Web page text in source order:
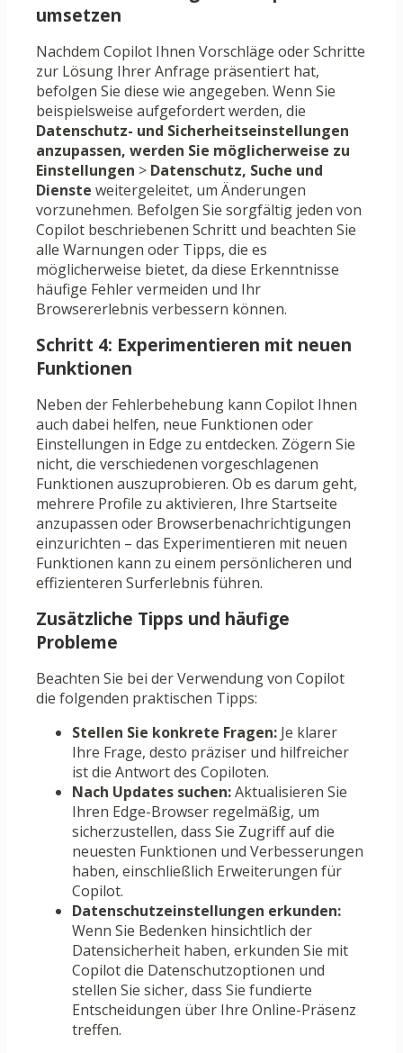
umsetzen
Nachdem Copilot Ihnen Vorschläge oder Schritte
zur Lösung Ihrer Anfrage präsentiert hat,
befolgen Sie diese wie angegeben. Wenn Sie
beispielsweise aufgefordert werden, die
Datenschutz- und Sicherheitseinstellungen
anzupassen, werden Sie möglicherweise zu
Einstellungen > Datenschutz, Suche und
Dienste weitergeleitet, um Änderungen
vorzunehmen. Befolgen Sie sorgfältig jeden von
Copilot beschriebenen Schritt und beachten Sie
alle Warnungen oder Tipps, die es
möglicherweise bietet, da diese Erkenntnisse
häufige Fehler vermeiden und Ihr
Browsererlebnis verbessern können.
Schritt 4: Experimentieren mit neuen
Funktionen
Neben der Fehlerbehebung kann Copilot Ihnen
auch dabei helfen, neue Funktionen oder
Einstellungen in Edge zu entdecken. Zögern Sie
nicht, die verschiedenen vorgeschlagenen
Funktionen auszuprobieren. Ob es darum geht,
mehrere Profile zu aktivieren, Ihre Startseite
anzupassen oder Browserbenachrichtigungen
einzurichten – das Experimentieren mit neuen
Funktionen kann zu einem persönlicheren und
effizienteren Surferlebnis führen.
Zusätzliche Tipps und häufige
Probleme
Beachten Sie bei der Verwendung von Copilot
die folgenden praktischen Tipps:
Stellen Sie konkrete Fragen: Je klarer
Ihre Frage, desto präziser und hilfreicher
ist die Antwort des Copiloten.
Nach Updates suchen:Aktualisieren Sie
Ihren Edge-Browser regelmäßig, um
sicherzustellen, dass Sie Zugriff auf die
neuesten Funktionen und Verbesserungen
haben, einschließlich Erweiterungen für
Copilot.
Datenschutzeinstellungen erkunden:
Wenn Sie Bedenken hinsichtlich der
Datensicherheit haben, erkunden Sie mit
Copilot die Datenschutzoptionen und
stellen Sie sicher, dass Sie fundierte
Entscheidungen über Ihre Online-Präsenz
treffen.